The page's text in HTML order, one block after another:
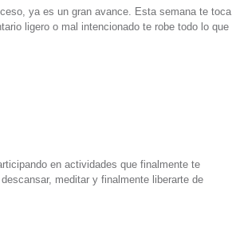
ya es un gran avance. Esta semana te toca
ligero o mal intencionado te robe todo lo que
en actividades que finalmente te
meditar y finalmente liberarte de